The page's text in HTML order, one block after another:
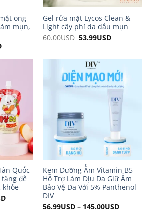
ong
mụn,
Current
is:
Gel rửa mặt Lycos Clean &
Light cây phỉ da dầu mụn
60.00USD Original
60.00USD.
53.99USDCurrent
53.99USD.
Quốc
đề
khỏe
Current
Kem Dưỡng Ẩm Vitamin B5
Hỗ Trợ Làm Dịu Da Giữ Ẩm
Bảo Vệ Da Với 5% Panthenol
DIV
56.99USD– 145.00USD